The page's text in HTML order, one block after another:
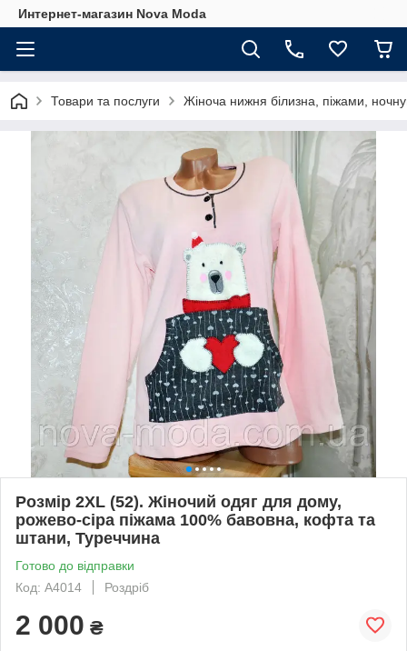
Интернет-магазин Nova Moda
Товари та послуги Жіноча нижня білизна, піжами,
Розмір 2XL (52). Жіночий одяг для дому,
рожево-сіра піжама 100% бавовна, кофта та
штани, Туреччина
Готово до відправки
Код: A4014
Роздріб
2 000 ₴